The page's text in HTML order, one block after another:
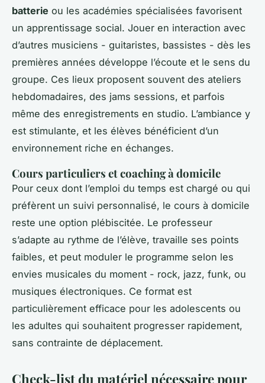
batterie ou les académies spécialisées favorisent
un apprentissage social. Jouer en interaction avec
d’autres musiciens - guitaristes, bassistes - dès les
premières années développe l’écoute et le sens du
groupe. Ces lieux proposent souvent des ateliers
hebdomadaires, des jams sessions, et parfois
même des enregistrements en studio. L’ambiance y
est stimulante, et les élèves bénéficient d’un
environnement riche en échanges.
Cours particuliers et coaching à domicile
Pour ceux dont l’emploi du temps est chargé ou qui
préfèrent un suivi personnalisé, le cours à domicile
reste une option plébiscitée. Le professeur
s’adapte au rythme de l’élève, travaille ses points
faibles, et peut moduler le programme selon les
envies musicales du moment - rock, jazz, funk, ou
musiques électroniques. Ce format est
particulièrement efficace pour les adolescents ou
les adultes qui souhaitent progresser rapidement,
sans contrainte de déplacement.
Check-list du matériel nécessaire pour